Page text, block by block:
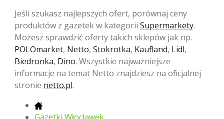
Jeśli szukasz najlepszych ofert, porównaj ceny
produktów z gazetek w kategorii Supermarkety.
Możesz sprawdzić oferty takich sklepów jak np.
POLOmarket, Netto, Stokrotka, Kaufland, Lidl,
Biedronka, Dino. Wszystkie najważniejsze
informacje na temat Netto znajdziesz na oficjalnej
stronie netto.pl.